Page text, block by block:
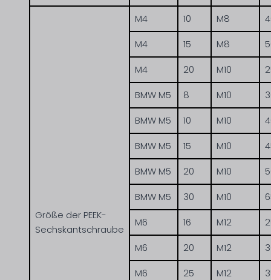
Größe der PEEK-
Sechskantschraube
M4 10 M8
M4
15 M8
M4
20 M10
BMW M5
8 M10
BMW M5
10 M10
BMW M5
15 M10
BMW M5
20 M10
BMW M5
30 M10
M6
16 M12
M6
20 M12
M6
25 M12